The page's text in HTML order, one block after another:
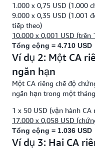
1.000 x 0,75 USD (1.000
9.000 x 0,35 USD (1.001
tiếp theo)
10.000 x 0,001 USD (trên
Tổng cộng = 4.710 USD
Ví dụ 2: Một CA
ngắn hạn
Một CA riêng chế độ
ngắn hạn trong một
1 x 50 USD (vận hành
17.000 x 0,058 USD
Tổng cộng = 1.036 USD
Ví dụ 3: Hai CA